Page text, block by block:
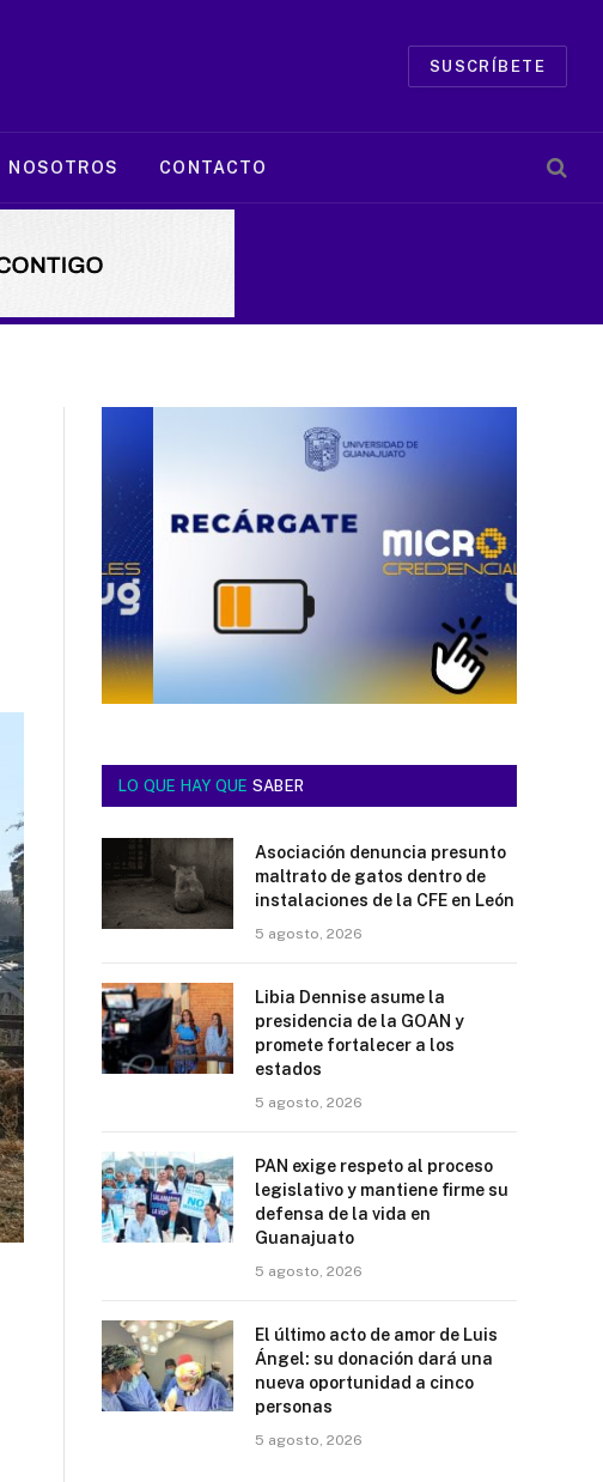
SUSCRÍBETE
NOSOTROS CONTACTO
LO QUE HAY QUE SABER
Asociación denuncia presunto
maltrato de gatos dentro de
instalaciones de la CFE en León
5 agosto, 2026
Libia Dennise asume la
presidencia de la GOAN y
promete fortalecer a los
estados
5 agosto, 2026
PAN exige respeto al proceso
legislativo y mantiene firme su
defensa de la vida en
Guanajuato
5 agosto, 2026
El último acto de amor de Luis
Ángel: su donación dará una
nueva oportunidad a cinco
personas
5 agosto, 2026